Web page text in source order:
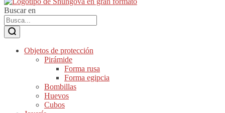
Buscar en
Objetos de protección
Pirámide
Forma rusa
Forma egipcia
Bombillas
Huevos
Cubos